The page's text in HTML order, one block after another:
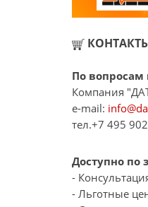
По вопросам
Компания
e-mail:
тел.+7 495
Доступно по
-
- Льготные